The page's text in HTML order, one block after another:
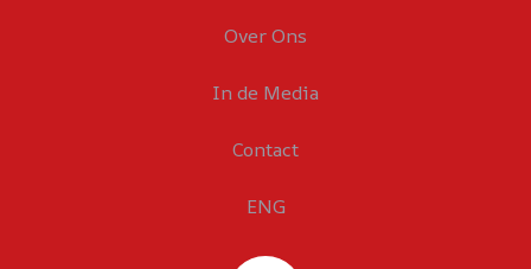
Over Ons
In de Media
Contact
ENG